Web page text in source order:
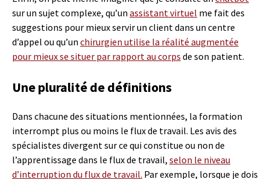
sur un sujet complexe, qu’un assistant virtuel me fait des
suggestions pour mieux servir un client dans un centre
d’appel ou qu’un chirurgien utilise la réalité augmentée
pour mieux se situer par rapport au corps de son patient.
Une pluralité de définitions
Dans chacune des situations mentionnées, la formation
interrompt plus ou moins le flux de travail. Les avis des
spécialistes divergent sur ce qui constitue ou non de
l’apprentissage dans le flux de travail, selon le niveau
d’interruption du flux de travail. Par exemple, lorsque je dois